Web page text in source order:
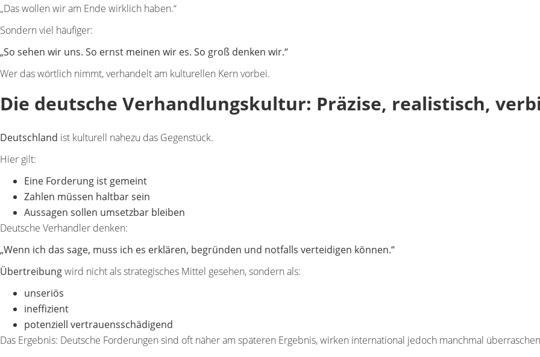
„Das wollen wir am Ende wirklich haben.“
Sondern viel häufiger:
„So sehen wir uns. So ernst meinen wir es. So groß denken wir.“
Wer das wörtlich nimmt, verhandelt am kulturellen Kern vorbei.
Die deutsche Verhandlungskultur: Präzise, realistisch,
Deutschland ist kulturell nahezu das Gegenstück.
Hier gilt:
Eine Forderung ist gemeint
Zahlen müssen haltbarsein
Aussagen sollen umsetzbar bleiben
Deutsche Verhandler denken:
„Wenn ich das sage, muss ich es erklären, begründen und notfalls verteidigen können.“
Übertreibungwird nicht als strategisches Mittel gesehen, sondern als:
unseriös
ineffizient
potenziell vertrauensschädigend
Das Ergebnis: Deutsche Forderungen sind oft näher am späteren Ergebnis, wirken international jedoch manchmal